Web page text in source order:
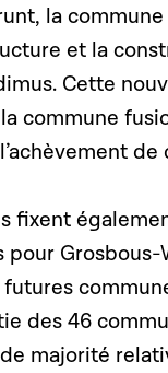
la
et la
Cette
commune
de
fixent
pour Grosbous-
futures
des 46
majorité